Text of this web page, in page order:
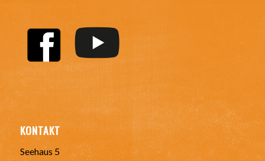
KONTAKT
Seehaus 5